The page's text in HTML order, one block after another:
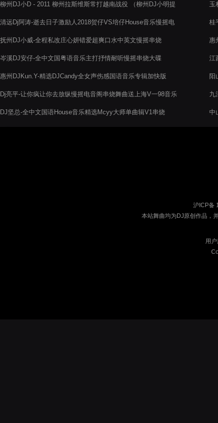
柳州DJ小D - 2011 柳州拉斯维斯常打越南战役 （柳州DJ小明提
清远Dj阿涛-逝去日子激励人2018贺仔VS培仔House音乐慢摇电
抚州DJ小威-全程私改庄心妍错爱超爽口水中英文慢摇串烧
岑溪DJ安仔-全中文国粤语音乐主打抒情耐听慢摇串烧大碟
惠州DJKun.Y-精选DJCandy全女声伤感国语音乐专辑加快版
Dj亮平-让你疯让你去放纵慢摇电音阁串烧舞曲送上海V一98音乐
DJ坚总-全中文国语House音乐精选Mcyy大师单曲辑V1串烧
玉
桂
惠
江
阳
九
中
沪ICP备
本站舞曲均为DJ原创作品，
用